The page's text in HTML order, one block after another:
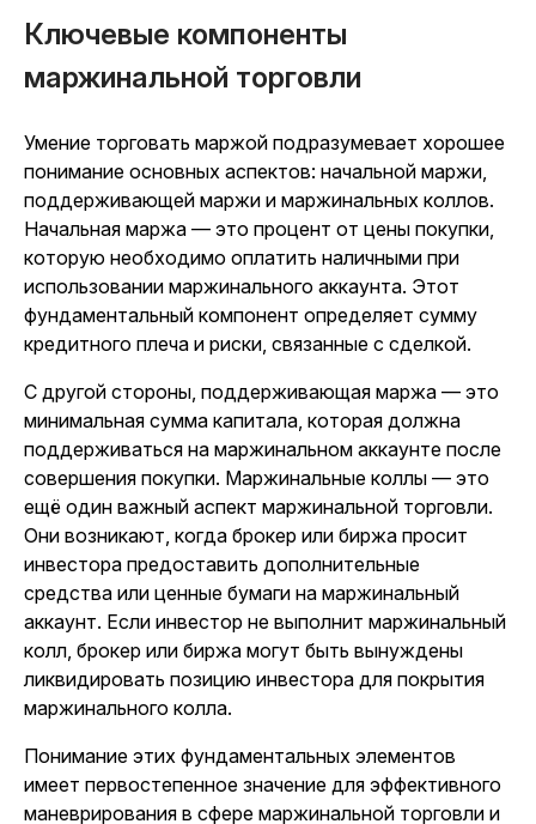
Ключевые компоненты
маржинальной торговли
Умение торговать маржой подразумевает хорошее
понимание основных аспектов: начальной маржи,
поддерживающей маржи и маржинальных коллов.
Начальная маржа — это процент от цены покупки,
которую необходимо оплатить наличными при
использовании маржинального аккаунта. Этот
фундаментальный компонент определяет сумму
кредитного плеча и риски, связанные с сделкой.
С другой стороны, поддерживающая маржа — это
минимальная сумма капитала, которая должна
поддерживаться на маржинальном аккаунте после
совершения покупки. Маржинальные коллы — это
ещё один важный аспект маржинальной торговли.
Они возникают, когда брокер или биржа просит
инвестора предоставить дополнительные
средства или ценные бумаги на маржинальный
аккаунт. Если инвестор не выполнит маржинальный
колл, брокер или биржа могут быть вынуждены
ликвидировать позицию инвестора для покрытия
маржинального колла.
Понимание этих фундаментальных элементов
имеет первостепенное значение для эффективного
маневрирования в сфере маржинальной торговли и